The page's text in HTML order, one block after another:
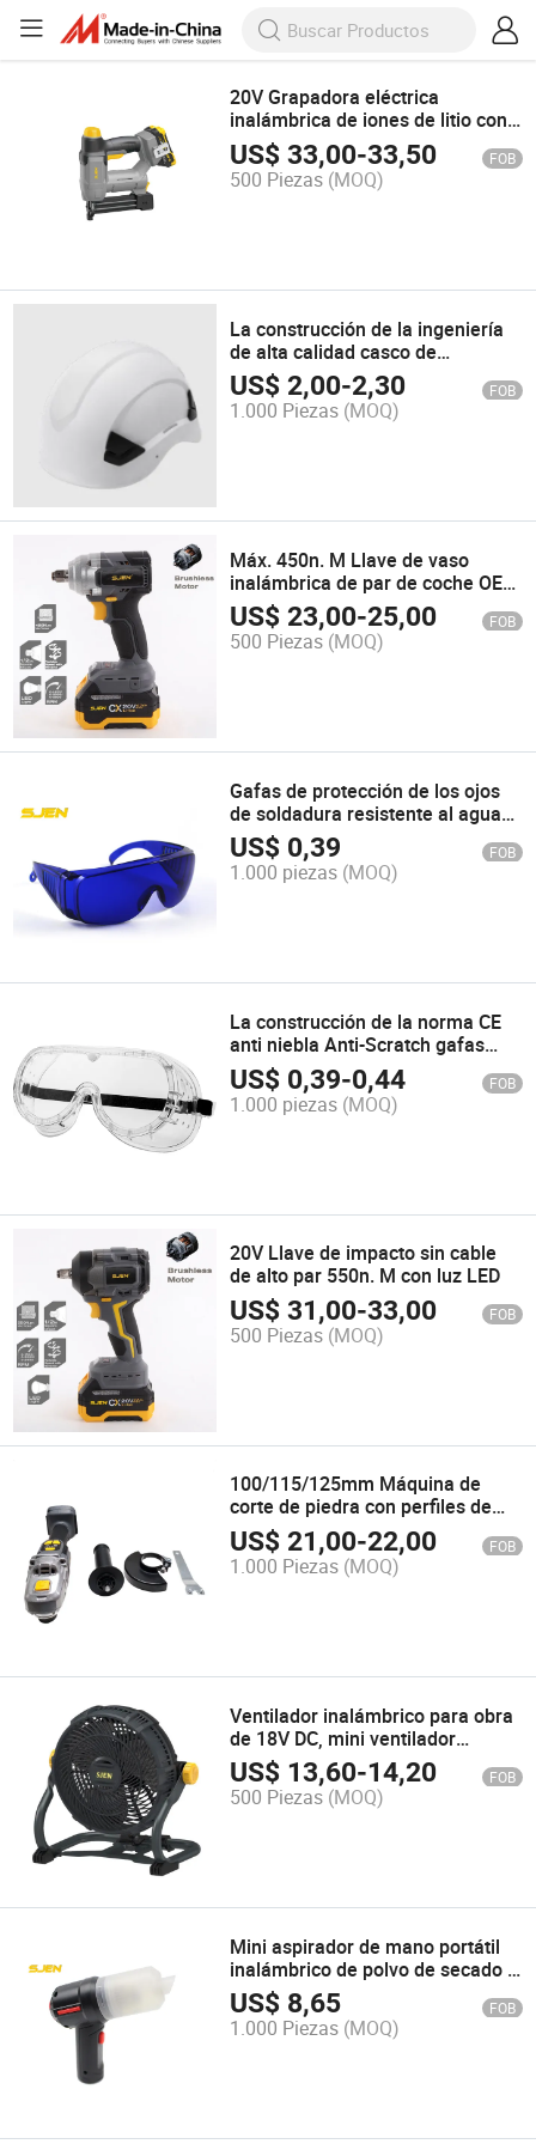
20V Grapadora eléctrica
inalámbrica de iones de litio con
clavos y accesorios gratuitos
US$33,00-33,50 FOB
500 Piezas (MOQ)
La construcción de la ingeniería
de alta calidad casco de
seguridad industrial
US$2,00-2,30 FOB
1.000 Piezas (MOQ)
Máx. 450n. M Llave de vaso
inalámbrica de par de coche OEM
con precio de fábrica 20bl-Iwli-01
US$23,00-25,00 FOB
500 Piezas (MOQ)
Gafas de protección de los ojos
de soldadura resistente al agua
Windproof anti niebla Deportes
gafas Gafas de seguridad laboral
US$ 0,39 FOB
1.000 piezas (MOQ)
La construcción de la norma CE
anti niebla Anti-Scratch gafas
Gafas de seguridad
US$ 0,39-0,44 FOB
1.000 piezas (MOQ)
20V Llave de impacto sin cable
de alto par 550n. M con luz LED
US$31,00-33,00 FOB
500 Piezas (MOQ)
100/115/125mm Máquina de
corte de piedra con perfiles de
cobre, amoladora angular,
pulidora, herramienta de
molienda 20bl-Agli-01
US$21,00-22,00 FOB
1.000 Piezas (MOQ)
Ventilador inalámbrico para obra
de 18V DC, mini ventilador
eléctrico portátil multifunción
US$ 13,60-14,20 FOB
500 Piezas (MOQ)
Mini aspirador de mano portátil
inalámbrico de polvo de secado y
húmedo Super ventosa Aspirador
de coche flexible recargable
US$ 8,65 FOB
1.000 Piezas (MOQ)